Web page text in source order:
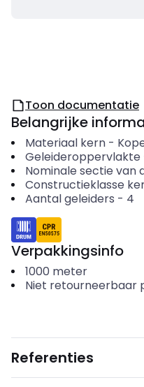
Toon documentatie
Belangrijke
Materiaal kern-
Geleideroppervlakte
Nominale sectie van
Constructieklasse
Aantal geleiders - 4
Verpakkingsinfo
1000 meter
Niet retourneerbaar
Referenties